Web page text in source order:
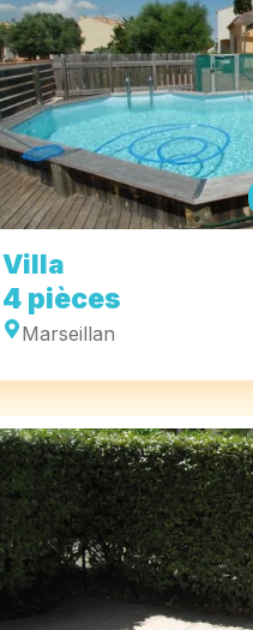
Villa
4 pièces
Marseillan